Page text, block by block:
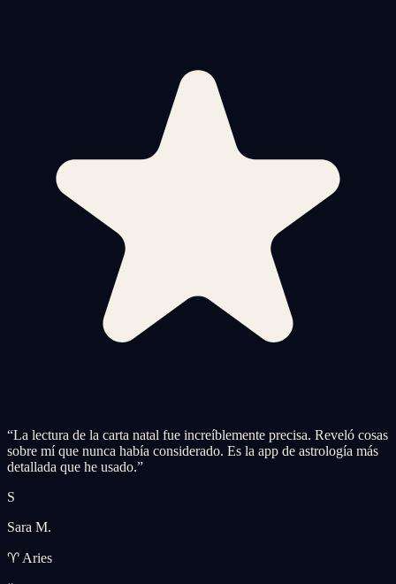
“La lectura de la carta natal fue increíblemente precisa. Reveló cosas
sobre mí que nunca había considerado. Es la app de astrología más
detallada que he usado.”
S
Sara M.
♈ Aries